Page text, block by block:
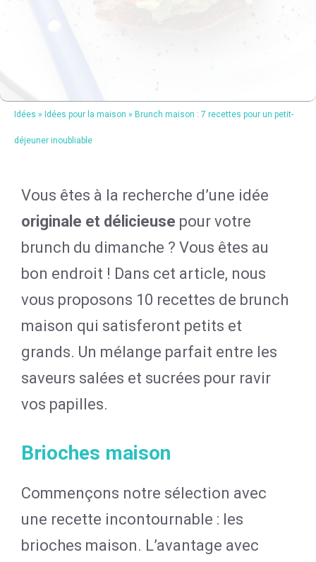
Idées » Idées pour la maison » Brunch maison : 7 recettes pour un petit-
déjeuner inoubliable
Vous êtes à la recherche d’une idée
originale et délicieuse pour votre
brunch du dimanche ? Vous êtes au
bon endroit ! Dans cet article, nous
vous proposons 10 recettes de brunch
maison qui satisferont petits et
grands. Un mélange parfait entre les
saveurs salées et sucrées pour ravir
vos papilles.
Brioches maison
Commençons notre sélection avec
une recette incontournable : les
brioches maison. L’avantage avec